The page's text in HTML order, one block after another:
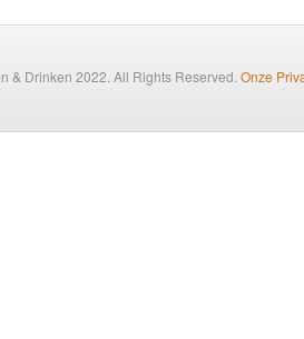
& Drinken 2022. All Rights Reserved. Onze